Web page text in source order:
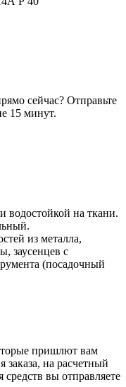
сейчас? Отправьте
15 минут.
водостойкой на ткани.
из металла,
заусенцев с
(посадочный
пришлют вам
заказа, на расчетный
вы отправляете